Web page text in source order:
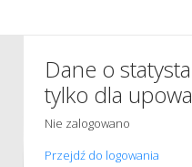
Dane o
tylko dla
Nie zalogowano
Przejdź do logowania